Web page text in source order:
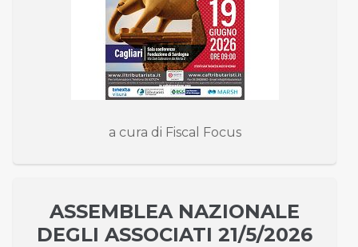
a cura di Fiscal Focus
ASSEMBLEA NAZIONALE
DEGLI ASSOCIATI 21/5/2026